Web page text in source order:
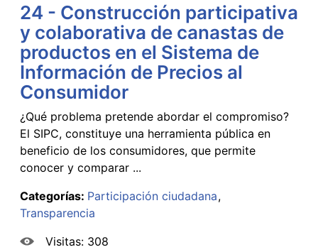
24 - Construcción participativa
y colaborativa de canastas de
productos en el Sistema de
Información de Precios al
Consumidor
¿Qué problema pretende abordar el compromiso?
El SIPC, constituye una herramienta pública en
beneficio de los consumidores, que permite
conocer y comparar ...
Categorías: Participación ciudadana
Transparencia
Visitas: 308